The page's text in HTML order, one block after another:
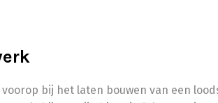
bij het laten bouwen van een